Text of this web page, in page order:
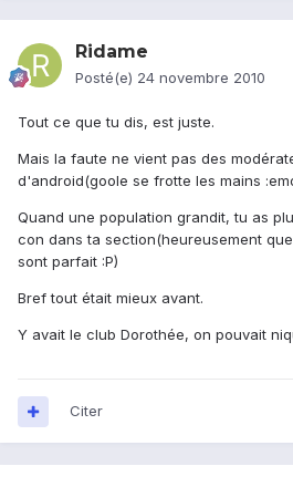
Ridame
Posté(e) 24 novembre 2010
Tout ce que tu dis, est juste.
Mais la faute ne vient pas des
d'android(goole se frotte les mains
Quand une population grandit, tu as
con dans ta section(heureusement
sont parfait :P)
Bref tout était mieux avant.
Y avait le club Dorothée, on pouvait
Citer